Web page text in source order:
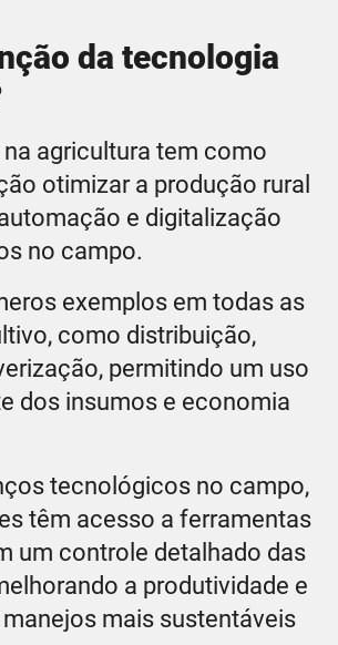
da tecnologia
agricultura tem como
otimizar a produção rural
e digitalização
no campo.
exemplos em todas as
como distribuição,
permitindo um uso
dos insumos e economia
tecnológicos no campo,
têm acesso a ferramentas
um controle detalhado das
a produtividade e
mais sustentáveis